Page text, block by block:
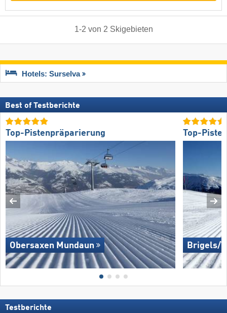
1-2 von 2 Skigebieten
Hotels: Surselva
Best of Testberichte
Top-Pistenpräparierung
Obersaxen Mundaun
Top-
Brigels/​
Testberichte